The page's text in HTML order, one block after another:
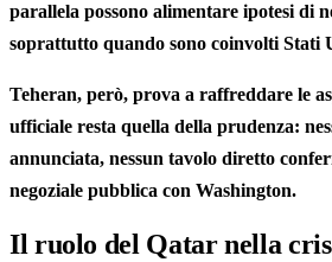
parallela possono alimentare ipotesi di
soprattutto quando sono coinvolti Stati
Teheran, però, prova a raffreddare le
ufficiale resta quella della prudenza:
annunciata, nessun tavolo diretto
negoziale pubblica con Washington.
Il ruolo del Qatar nella